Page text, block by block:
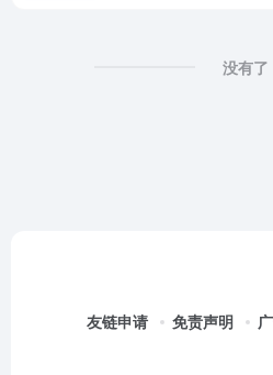
没有了
友链申请 免责声明